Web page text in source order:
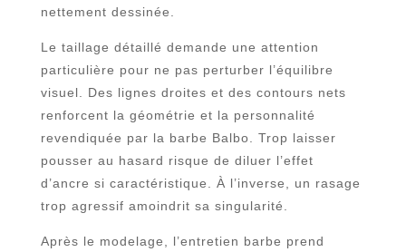
nettement dessinée.
Le taillage détaillé demande une attention
particulière pour ne pas perturber l’équilibre
visuel. Des lignes droites et des contours nets
renforcent la géométrie et la personnalité
revendiquée par la barbe Balbo. Trop laisser
pousser au hasard risque de diluer l’effet
d’ancre si caractéristique. À l’inverse, un rasage
trop agressif amoindrit sa singularité.
Après le modelage, l’entretien barbe prend